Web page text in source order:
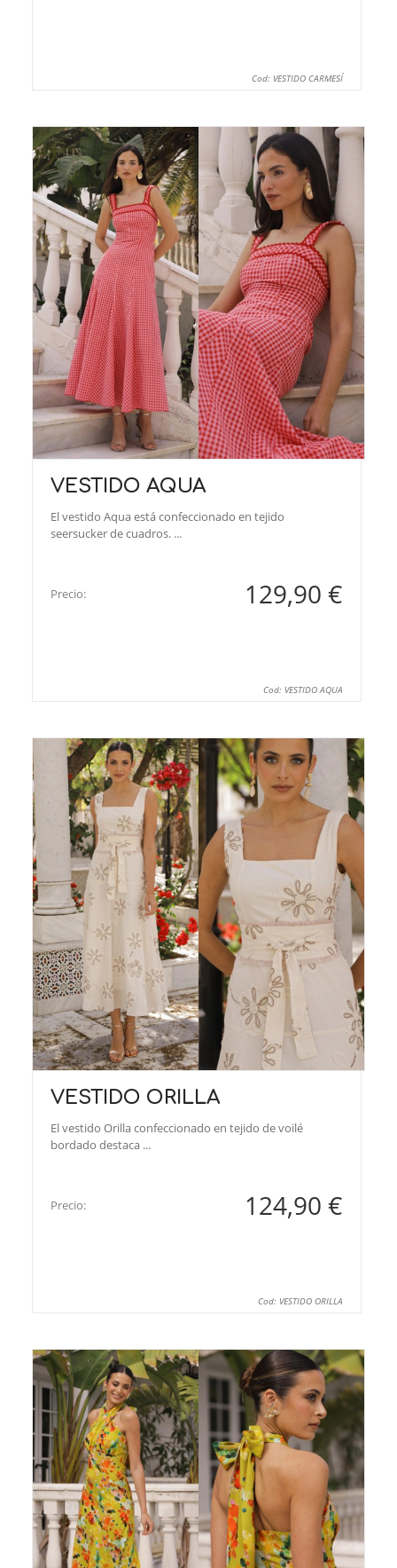
Cod: VESTIDO CARMESÍ
VESTIDO AQUA
El vestido Aqua está confeccionado en tejido
seersucker de cuadros. ...
Precio: 129,90 €
Cod: VESTIDO AQUA
VESTIDO ORILLA
El vestido Orilla confeccionado en tejido de voilé
bordado destaca ...
Precio: 124,90 €
Cod: VESTIDO ORILLA